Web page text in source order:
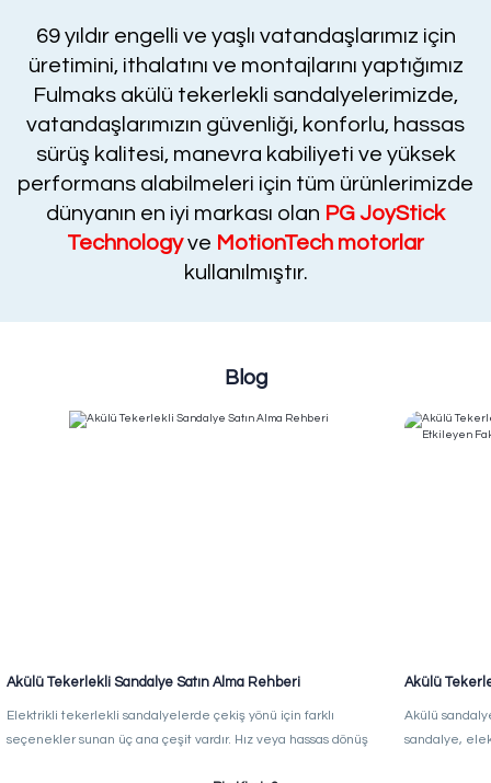
69 yıldır engelli ve yaşlı vatandaşlarımız için
üretimini, ithalatını ve montajlarını yaptığımız
Fulmaks akülü tekerlekli sandalyelerimizde,
vatandaşlarımızın güvenliği, konforlu, hassas
sürüş kalitesi, manevra kabiliyeti ve yüksek
performans alabilmeleri için tüm ürünlerimizde
dünyanın en iyi markası olan PG JoyStick
Technologyve MotionTech motorlar
kullanılmıştır.
Blog
Akülü Tekerlekli Sandalye Satın Alma Rehberi
Elektrikli tekerlekli sandalyelerde çekiş yönü için farklı
seçenekler sunan üç ana çeşit vardır. Hız veya hassas dönüş
Akülü
Fiyatını
Akülü
sandalye,